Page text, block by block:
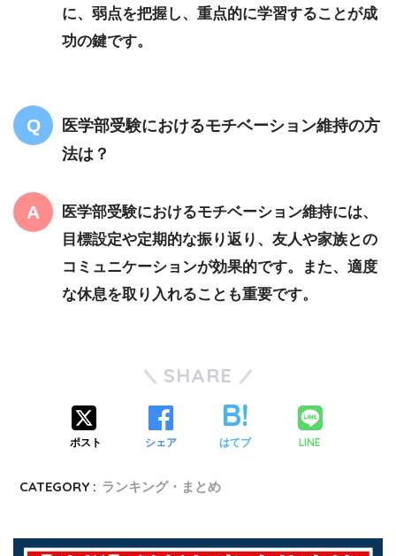
に、弱点を把握し、重点的に学習することが成
功の鍵です。
医学部受験におけるモチベーション維持の方
法は？
医学部受験におけるモチベーション維持には、
目標設定や定期的な振り返り、友人や家族との
コミュニケーションが効果的です。また、適度
な休息を取り入れることも重要です。
SHARE
ポスト シェア はてブ LINE
CATEGORY : ランキング・まとめ